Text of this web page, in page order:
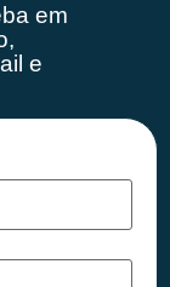
em
e